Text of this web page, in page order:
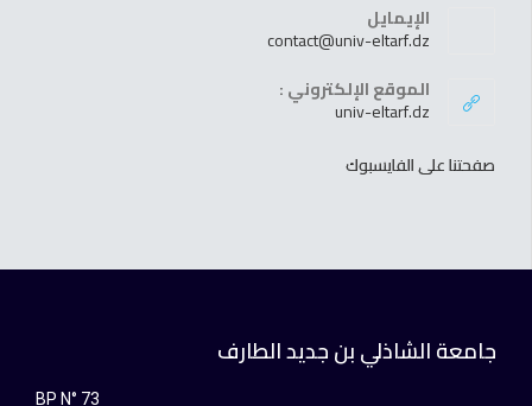
الإيمايل
contact@univ-eltarf.dz
الموقع الإلكتروني :
univ-eltarf.dz
صفحتنا على الفايسبوك
جامعة الشاذلي بن جديد الطارف
BP N° 73